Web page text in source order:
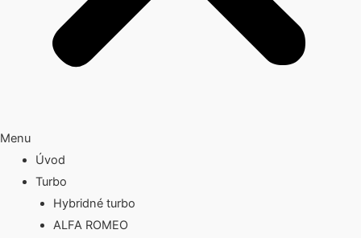
Menu
Úvod
Turbo
Hybridné turbo
ALFA ROMEO